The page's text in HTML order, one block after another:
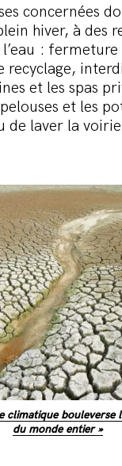
concernées
hiver, à des
l’eau :
recyclage,
et les spas
et les
de laver la voirie
climatique bouleverse
du monde entier »